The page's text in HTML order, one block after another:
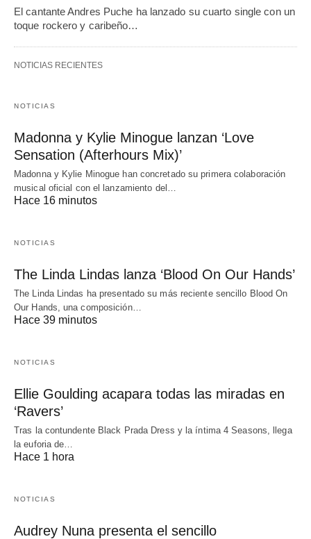
El cantante Andres Puche ha lanzado su cuarto single con un
toque rockero y caribeño…
NOTICIAS RECIENTES
NOTICIAS
Madonna y Kylie Minogue lanzan ‘Love
Sensation (Afterhours Mix)’
Madonna y Kylie Minogue han concretado su primera colaboración
musical oficial con el lanzamiento del…
Hace 16 minutos
NOTICIAS
The Linda Lindas lanza ‘Blood On Our Hands’
The Linda Lindas ha presentado su más reciente sencillo Blood On
Our Hands, una composición…
Hace 39 minutos
NOTICIAS
Ellie Goulding acapara todas las miradas en
‘Ravers’
Tras la contundente Black Prada Dress y la íntima 4 Seasons, llega
la euforia de…
Hace 1 hora
NOTICIAS
Audrey Nuna presenta el sencillo